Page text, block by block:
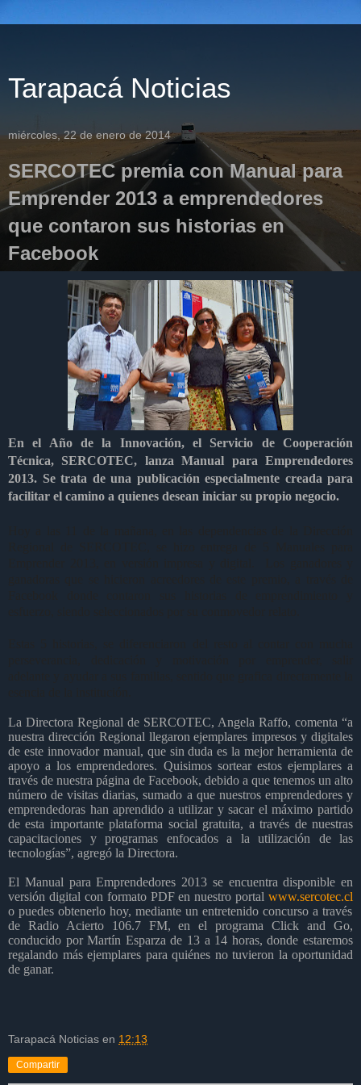
Tarapacá Noticias
miércoles, 22 de enero de 2014
SERCOTEC premia con Manual para
Emprender 2013 a emprendedores
que contaron sus historias en
Facebook
En el Año de la Innovación, el Servicio de Cooperación
Técnica, SERCOTEC, lanza Manual para Emprendedores
2013. Se trata de una publicación especialmente creada para
facilitar el camino a quienes desean iniciar su propio negocio.
La Directora Regional de SERCOTEC, Angela Raffo, comenta “a
nuestra dirección Regional llegaron ejemplares impresos y digitales
de este innovador manual, que sin duda es la mejor herramienta de
apoyo a los emprendedores. Quisimos sortear estos ejemplares a
través de nuestra página de Facebook, debido a que tenemos un alto
número de visitas diarias, sumado a que nuestros emprendedores y
emprendedoras han aprendido a utilizar y sacar el máximo partido
de esta importante plataforma social gratuita, a través de nuestras
capacitaciones y programas enfocados a la utilización de las
tecnologías”, agregó la Directora.
El Manual para Emprendedores 2013 se encuentra disponible en
versión digital con formato PDF en nuestro portal www.sercotec.cl
o puedes obtenerlo hoy, mediante un entretenido concurso a través
de Radio Acierto 106.7 FM, en el programa Click and Go,
conducido por Martín Esparza de 13 a 14 horas, donde estaremos
regalando más ejemplares para quiénes no tuvieron la oportunidad
de ganar.
Tarapacá Noticias en 12:13
Compartir